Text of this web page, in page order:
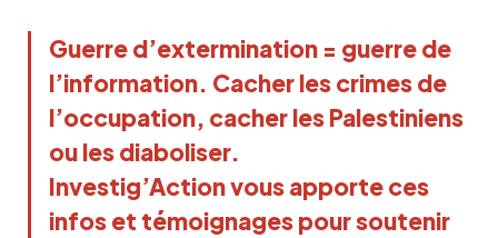
Guerre d’extermination = guerre de
l’information. Cacher les crimes de
l’occupation, cacher les Palestiniens
ou les diaboliser.
Investig’Action vous apporte ces
infos et témoignages pour soutenir